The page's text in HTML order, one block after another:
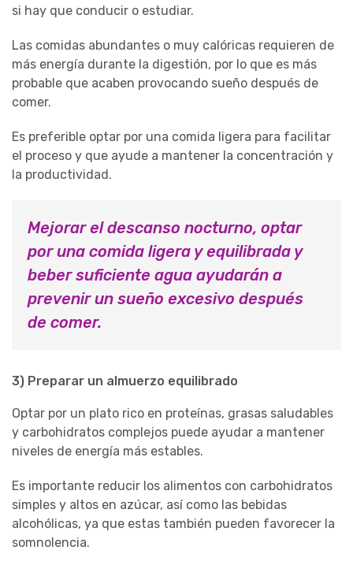
si hay que conducir o estudiar.
Las comidas abundantes o muy calóricas requieren de
más energía durante la digestión, por lo que es más
probable que acaben provocando sueño después de
comer.
Es preferible optar por una comida ligera para facilitar
el proceso y que ayude a mantener la concentración y
la productividad.
Mejorar el descanso nocturno, optar
por una comida ligera y equilibrada y
beber suficiente agua ayudarán a
prevenir un sueño excesivo después
de comer.
3) Preparar un almuerzo equilibrado
Optar por un plato rico en proteínas, grasas saludables
y carbohidratos complejos puede ayudar a mantener
niveles de energía más estables.
Es importante reducir los alimentos con carbohidratos
simples y altos en azúcar, así como las bebidas
alcohólicas, ya que estas también pueden favorecer la
somnolencia.